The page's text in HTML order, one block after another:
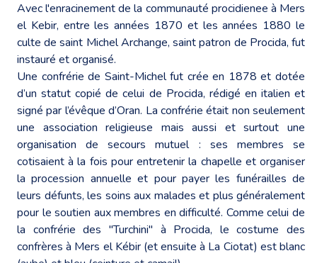
Avec l'enracinement de la communauté procidienee à Mers
el Kebir, entre les années 1870 et les années 1880 le
culte de saint Michel Archange, saint patron de Procida, fut
instauré et organisé.
Une confrérie de Saint-Michel fut crée en 1878 et dotée
d’un statut copié de celui de Procida, rédigé en italien et
signé par l’évêque d’Oran. La confrérie était non seulement
une association religieuse mais aussi et surtout une
organisation de secours mutuel : ses membres se
cotisaient à la fois pour entretenir la chapelle et organiser
la procession annuelle et pour payer les funérailles de
leurs défunts, les soins aux malades et plus généralement
pour le soutien aux membres en difficulté. Comme celui de
la confrérie des "Turchini" à Procida, le costume des
confrères à Mers el Kébir (et ensuite à La Ciotat) est blanc